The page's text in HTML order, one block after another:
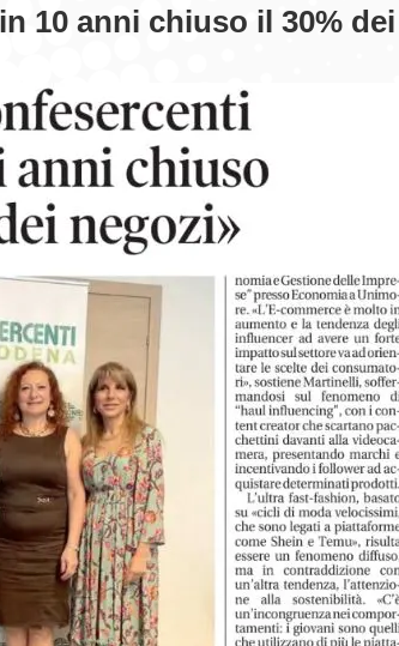
10 anni chiuso il 30% dei